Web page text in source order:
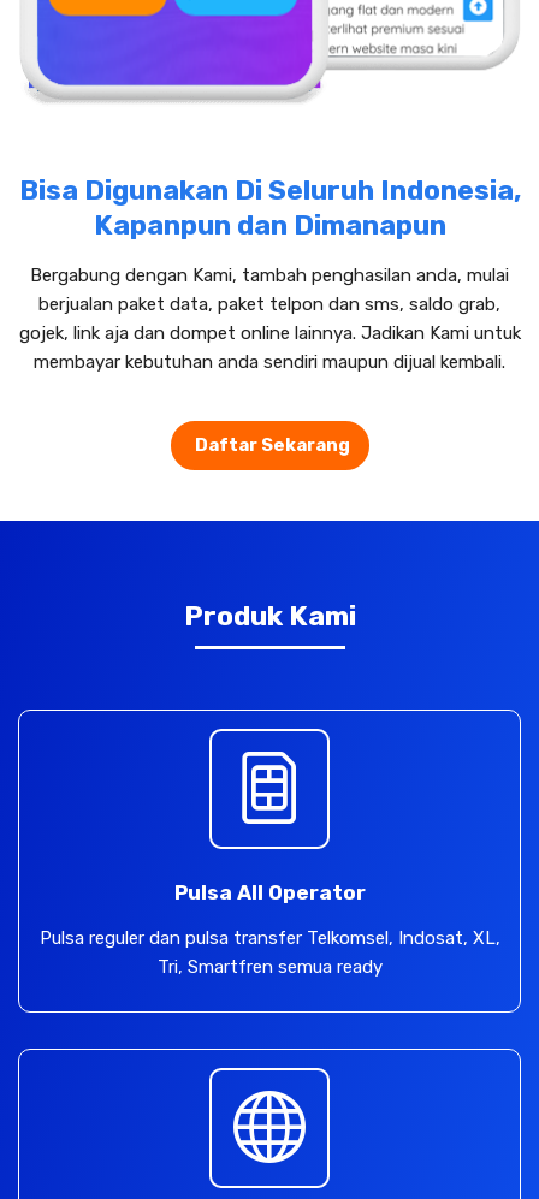
Bisa Digunakan Di Seluruh Indonesia,
Kapanpun dan Dimanapun
Bergabung dengan Kami, tambah penghasilan anda, mulai
berjualan paket data, paket telpon dan sms, saldo grab,
gojek, link aja dan dompet online lainnya. Jadikan Kami untuk
membayar kebutuhan anda sendiri maupun dijual kembali.
Daftar Sekarang
Produk Kami
Pulsa All Operator
Pulsa reguler dan pulsa transfer Telkomsel, Indosat, XL,
Tri, Smartfren semua ready